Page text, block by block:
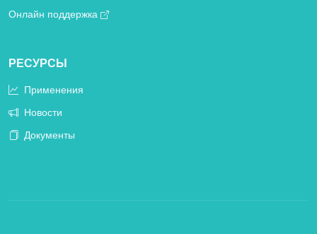
Онлайн поддержка
РЕСУРСЫ
Применения
Новости
Документы